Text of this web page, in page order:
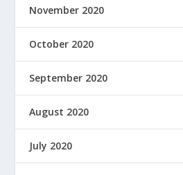
November 2020
October 2020
September 2020
August 2020
July 2020